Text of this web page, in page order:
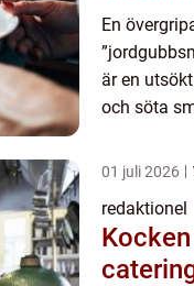
En
är en
och söta
eleganta
01 juli 2026
redaktionel
catering när smak, omtanke